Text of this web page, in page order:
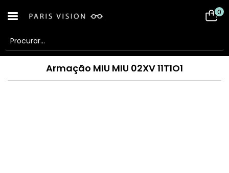
0
Armação MIU MIU 02XV 11T1O1